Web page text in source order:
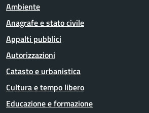
Ambiente
Anagrafe e stato civile
Appalti pubblici
Autorizzazioni
Catasto e urbanistica
Cultura e tempo libero
Educazione e formazione